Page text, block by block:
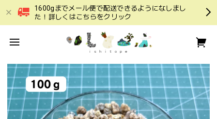
1600gまでメール便で配送できるようになしまし
た！詳しくはこちらをクリック